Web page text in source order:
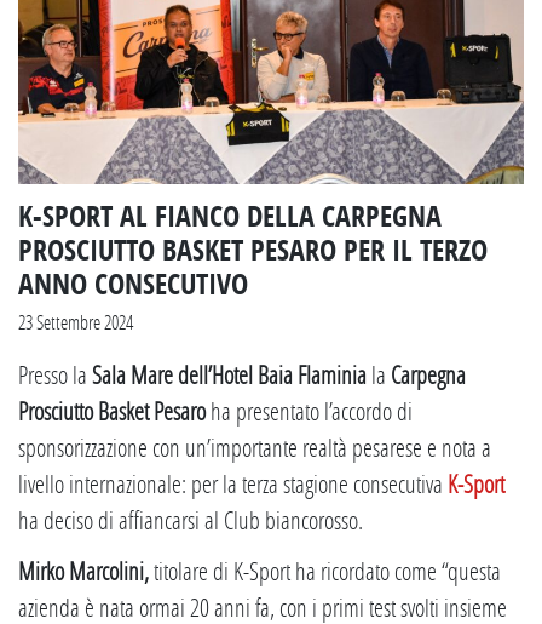
K-SPORT AL FIANCO DELLA CARPEGNA
PROSCIUTTO BASKET PESARO PER IL TERZO
ANNO CONSECUTIVO
23 Settembre 2024
Presso laSala Mare dell’Hotel Baia Flaminia la Carpegna
Prosciutto Basket Pesaroha presentato l’accordo di
sponsorizzazione con un’importante realtà pesarese e nota a
livello internazionale: per la terza stagione consecutiva K-Sport
ha deciso di affiancarsi al Club biancorosso.
Mirko Marcolini,titolare di K-Sport ha ricordato come “questa
azienda è nata ormai 20 anni fa, con i primi test svolti insieme